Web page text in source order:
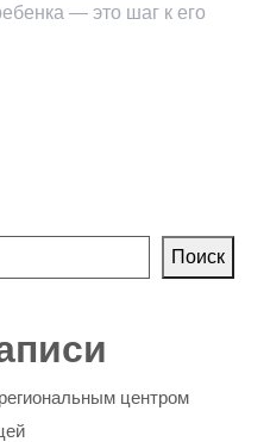
— это шаг к его
Поиск
центром